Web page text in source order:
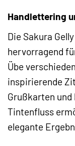
Handlettering
Die Sakura
hervorragend
Übe
inspirierende
Grußkarten
Tintenfluss
elegante